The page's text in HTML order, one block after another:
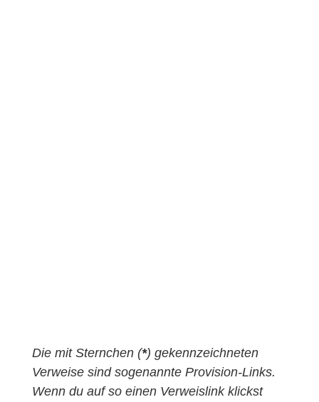
Die mit Sternchen (*) gekennzeichneten
Verweise sind sogenannte Provision-Links.
Wenn du auf so einen Verweislink klickst